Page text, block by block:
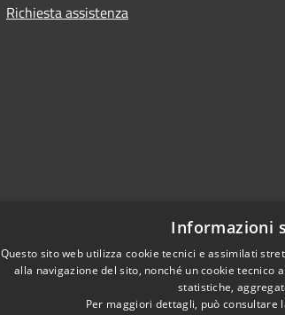
Richiesta assistenza
Mappa del sito
Informazioni
Questo sito web utilizza cookie tecnici e assimilati
alla navigazione del sito, nonché un cookie
statistiche,
Per maggiori dettagli, può consultare